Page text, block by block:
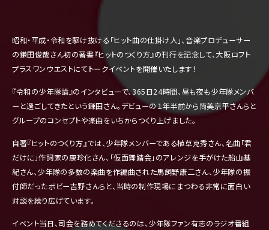
昭和・平成・令和を駆け抜ける「ヒット曲の仕掛け人」、 音楽プロデューサー
の鎌田俊哉さん初の著書『ヒットのつくり方』の刊行を記念して、大阪ロフト
プラスワンウエストにてトークイベントを開催いたします！
『令和の少年隊論』のインタビューで、365日24時間、昼も夜も少年隊メンバ
ーと過ごしてきたという鎌田さん。 デビューの１年半前から筒美京平さんらと
グループのコンセプトや楽曲をいちからつくり上げました。
自著『ヒットのつくり方』では、少年隊メンバーである植草克秀さん、名曲「君
だけに」作詞家の康珍化さん、「仮面舞踏会」 のアレンジを手がけた船山基
紀さん、少年隊の多数の楽曲を作編曲された馬飼野康二さん、少年隊の振
付師だったボビー吉野さんらと、当時の制作現場にまつわる非常に面白い
対談を繰り広げています。
イベント当日、司会を務めてくださるのは、少年隊ファン有志のラジオ番組